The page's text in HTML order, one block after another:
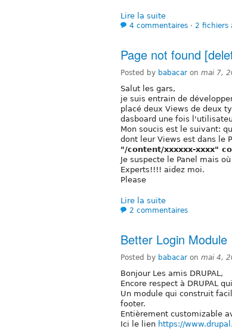
Lire la suite
4 commentaires ⋅ 2 fichiers
Page not found
Posted by babacar on mai 7,
Salut les gars,
je suis entrain de
placé deux Views de deux
dasboard une fois
Mon soucis est le suivant:
dont leur Views est dans le
"/content/xxxxxx-xxxx"
Je suspecte le Panel mais
Experts!!!! aidez moi.
Please
Lire la suite
2 commentaires
Better Login Module
Posted by babacar on mai 4,
Bonjour Les amis DRUPAL,
Encore respect à DRUPAL
Un module qui construit
footer.
Entièrement customizable
Ici le lien https://